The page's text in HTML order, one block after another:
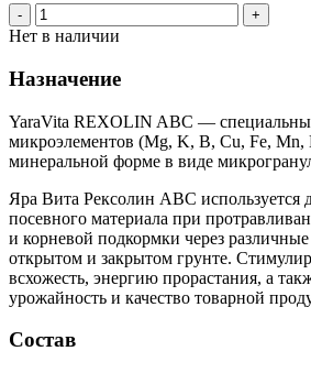
- +
Нет в наличии
Назначение
YaraVita REXOLIN ABC —
микроэлементов (Mg, K, B, Cu, Fe, Mn,
минеральной форме в виде
Яра Вита Рексолин ABC используется
посевного материала при
и корневой подкормки через
открытом и закрытом грунте.
всхожесть, энергию прорастания, а
урожайность и качество товарной
Состав